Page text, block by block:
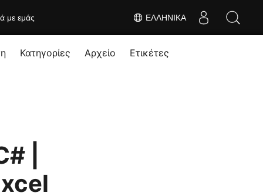
ΕΛΛΗΝΙΚΆ
με εμάς
Κατηγορίες Αρχείο Ετικέτες
|